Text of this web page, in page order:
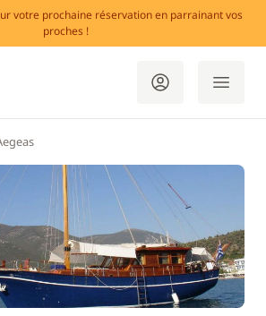
votre prochaine réservation en parrainant vos
proches !